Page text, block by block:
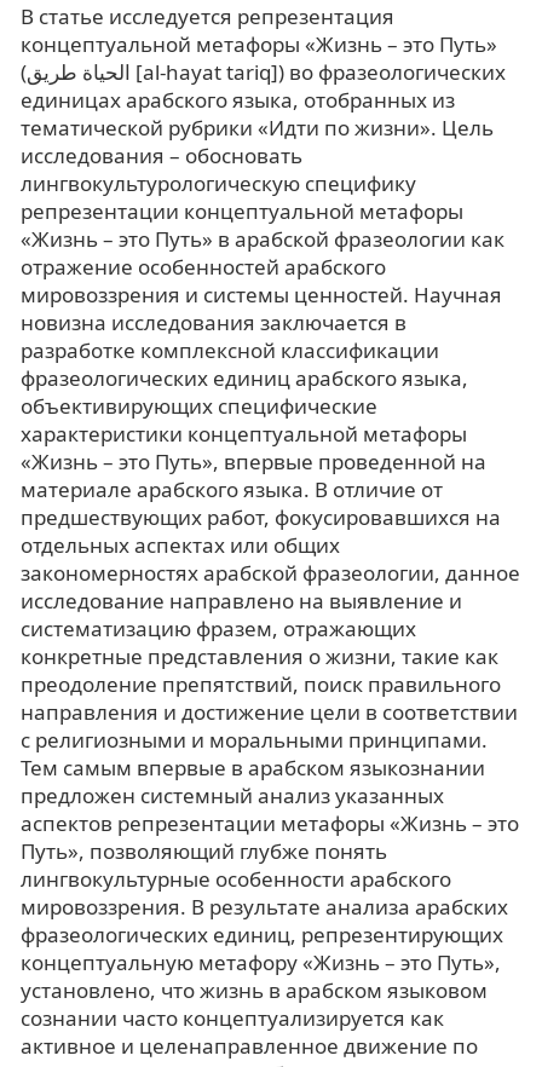
В статье исследуется репрезентация
концептуальной метафоры «Жизнь – это Путь»
(الحياة طريق [al-hayat tariq]) во фразеологических
единицах арабского языка, отобранных из
тематической рубрики «Идти по жизни». Цель
исследования – обосновать
лингвокультурологическую специфику
репрезентации концептуальной метафоры
«Жизнь – это Путь» в арабской фразеологии как
отражение особенностей арабского
мировоззрения и системы ценностей. Научная
новизна исследования заключается в
разработке комплексной классификации
фразеологических единиц арабского языка,
объективирующих специфические
характеристики концептуальной метафоры
«Жизнь – это Путь», впервые проведенной на
материале арабского языка. В отличие от
предшествующих работ, фокусировавшихся на
отдельных аспектах или общих
закономерностях арабской фразеологии, данное
исследование направлено на выявление и
систематизацию фразем, отражающих
конкретные представления о жизни, такие как
преодоление препятствий, поиск правильного
направления и достижение цели в соответствии
с религиозными и моральными принципами.
Тем самым впервые в арабском языкознании
предложен системный анализ указанных
аспектов репрезентации метафоры «Жизнь – это
Путь», позволяющий глубже понять
лингвокультурные особенности арабского
мировоззрения. В результате анализа арабских
фразеологических единиц, репрезентирующих
концептуальную метафору «Жизнь – это Путь»,
установлено, что жизнь в арабском языковом
сознании часто концептуализируется как
активное и целенаправленное движение по